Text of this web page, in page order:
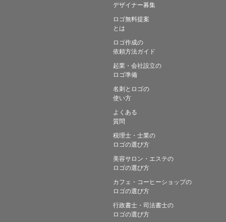
デザイナー募集
ロゴ無料提案
とは
ロゴ作成の
依頼方法ガイド
起業・会社設立の
ロゴ準備
名刺とロゴの
使い方
よくある
質問
税理士・士業の
ロゴの選び方
美容サロン・エステの
ロゴの選び方
カフェ・コーヒーショップの
ロゴの選び方
行政書士・司法書士の
ロゴの選び方